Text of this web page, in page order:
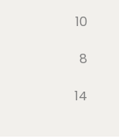
10
8
14